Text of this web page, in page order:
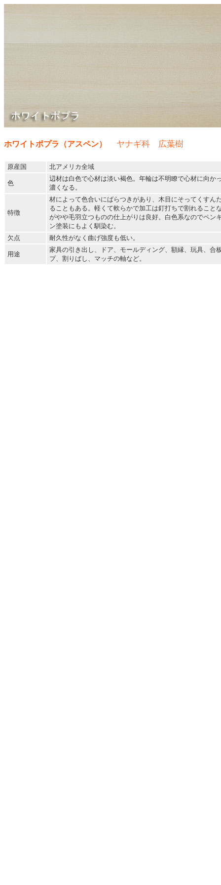
ホワイトポプラ（アスペン） ヤナギ科 広葉樹
原産国 北アメリカ全域
色
辺材は白色で心材は淡い褐色。年輪は不明瞭で心材に向か
濃くなる。
特徴
材によって色合いにばらつきがあり、木目にそってくすん
ることもある。軽くて軟らかで加工は釘打ちで割れること
がやや毛羽立つものの仕上がりは良好。白色系なのでペン
ン塗装にもよく馴染む。
欠点
耐久性がなく曲げ強度も低い。
用途
家具の引き出し、ドア、モールディング、額縁、玩具、合
プ、割りばし、マッチの軸など。